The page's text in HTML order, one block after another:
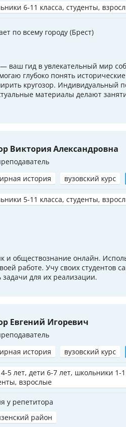
6-11 класса, студенты,
по всему городу (Брест)
ваш гид в увлекательный мир
глубоко понять
кругозор. Индивидуальный
материалы делают
Виктория Александровна
история
вузовский курс
5-11 класса, студенты,
обществознание онлайн.
работе. Учу своих студентов
для их реализации.
Евгений Игоревич
история
вузовский курс
5 лет, дети 6-7 лет, школьники 1-
взрослые
у репетитора
район